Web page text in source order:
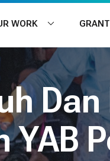
Economic
Social
WORK
YAB